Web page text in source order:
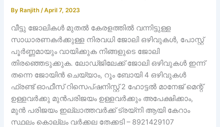
By Ranjith/April 7, 2023
വീട്ടു ജോലികൾ മുതൽ കേരളത്തിൽ വന്നിട്ടുള്ള
സാധാരണകർക്കുള്ള നിരവധി ജോലി ഒഴിവുകൾ, പോസ്റ്റ്‌
പൂർണ്ണമായും വായിക്കുക നിങ്ങളുടെ ജോലി
തിരഞ്ഞെടുക്കുക. ലോഡ്ജിലേക്ക് ജോലി ഒഴിവുകൾ ഇന്ന്
തന്നെ ജോയിൻ ചെയ്യാം, റൂം ബോയി 4 ഒഴിവുകൾ
ഫ്രണ്ട് ഓഫീസ് റിസെപ്ഷനിസ്റ്റ് 2 ഹോട്ടൽ മാനേജ് മെന്റ്
ഉള്ളവർക്കു മുൻപരിജയം ഉള്ളവർക്കും അപേക്ഷിക്കാം,
മുൻ പരിജയം ഇല്ലാത്തവർക്ക് ട്രയ്നി ആയി കേറാം
സ്ഥലം കൊല്ലം വർക്കല തേക്കടി – 8921429107